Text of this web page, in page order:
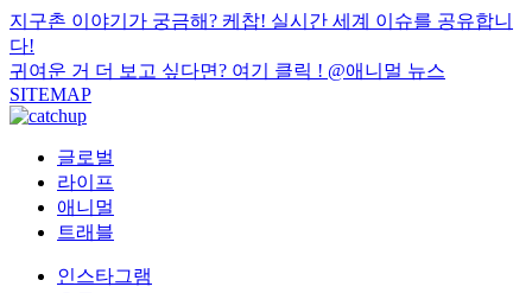
지구촌 이야기가 궁금해? 케찹! 실시간 세계 이슈를 공유합니
다!
귀여운 거 더 보고 싶다면? 여기 클릭 ! @애니멀 뉴스
SITEMAP
글로벌
라이프
애니멀
트래블
인스타그램